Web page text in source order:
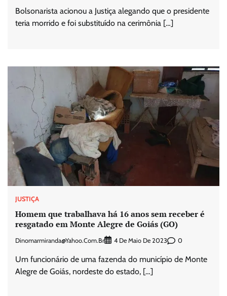
Bolsonarista acionou a Justiça alegando que o presidente
teria morrido e foi substituído na cerimônia […]
JUSTIÇA
Homem que trabalhava há 16 anos sem receber é
resgatado em Monte Alegre de Goiás (GO)
Dinomarmiranda@yahoo.com.br 4 De Maio De 2023 0
Um funcionário de uma fazenda do município de Monte
Alegre de Goiás, nordeste do estado, […]